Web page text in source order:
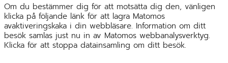
Om du bestämmer dig för att motsätta dig den, vänligen
klicka på följande länk för att lagra Matomos
avaktiveringskaka i din webbläsare. Information om ditt
besök samlas just nu in av Matomos webbanalysverktyg.
Klicka för att stoppa datainsamling om ditt besök.